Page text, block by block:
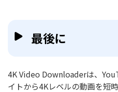
最後に
4K Video Downloaderは、
イトから4Kレベルの動画を短